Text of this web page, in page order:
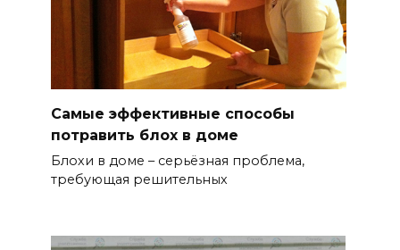
Самые эффективные способы
потравить блох в доме
Блохи в доме – серьёзная проблема,
требующая решительных